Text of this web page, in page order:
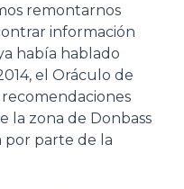
remontarnos
información
había hablado
el Oráculo de
la zona de Donbass
por parte de la